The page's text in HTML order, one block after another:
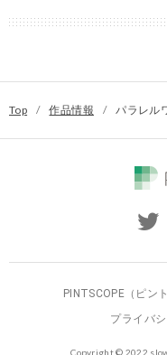
Top / 作品情報 / パラレル
PINTSCOPE（ピン
プライバ
Copyright © 2022